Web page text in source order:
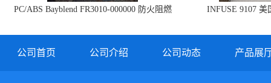
PC/ABS Bayblend FR3010-000000 防火阻燃
INFUSE 9107 美
公司首页 公司介绍 公司动态 产品展